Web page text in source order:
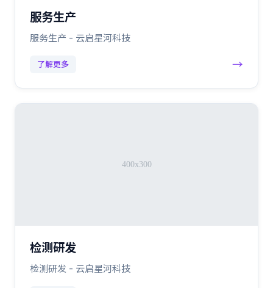
服务生产
服务生产 - 云启星河科技
了解更多 →
检测研发
检测研发 - 云启星河科技